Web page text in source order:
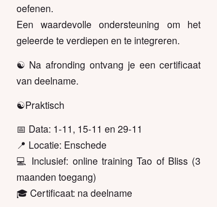
oefenen.
Een waardevolle ondersteuning om het
geleerde te verdiepen en te integreren.
☯️ Na afronding ontvang je een certificaat
van deelname.
☯️Praktisch
📅 Data: 1-11, 15-11 en 29-11
📍 Locatie: Enschede
💻 Inclusief: online training Tao of Bliss (3
maanden toegang)
🎓 Certificaat: na deelname